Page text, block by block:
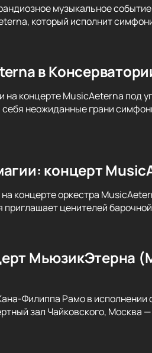
музыкальное
который исполнит
в
на концерте MusicAeterna под
неожиданные грани
концерт
концерте оркестра
приглашает ценителей
МьюзикЭтерна
Филиппа Рамо в
зал Чайковского, Москва